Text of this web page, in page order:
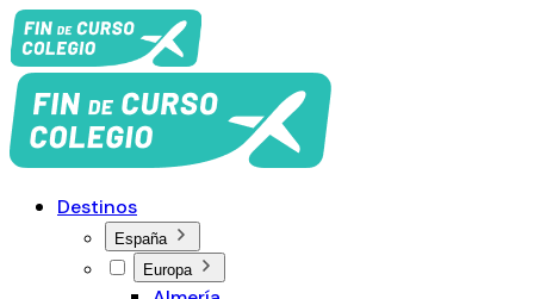
Destinos
España
Europa